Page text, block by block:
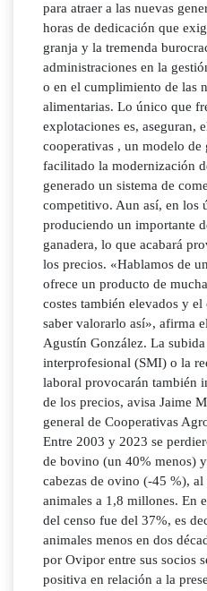
para atraer a las nuevas
horas de dedicación que
granja y la tremenda
administraciones en la
o en el cumplimiento de las
alimentarias. Lo único que
explotaciones es, aseguran,
cooperativas , un modelo
facilitado la modernización
generado un sistema de
competitivo. Aun así, en los
produciendo un importante
ganadera, lo que acabará
los precios. «Hablamos de
ofrece un producto de
costes también elevados y
saber valorarlo así», afirma
Agustín González. La
interprofesional (SMI) o la
laboral provocarán también
de los precios, avisa Jaime
general de Cooperativas
Entre 2003 y 2023 se
de bovino (un 40% menos)
cabezas de ovino (-45 %),
animales a 1,8 millones. En
del censo fue del 37%, es
animales menos en dos
por Ovipor entre sus socios
positiva en relación a la